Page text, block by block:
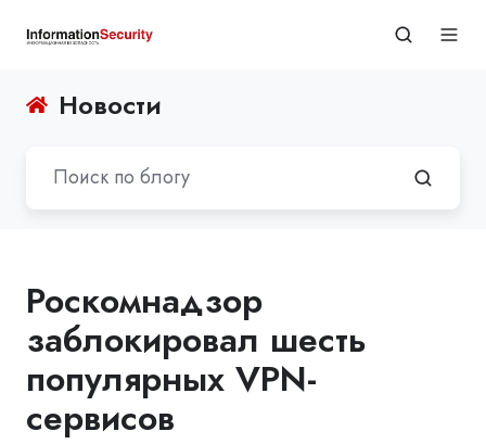
Новости
Роскомнадзор
заблокировал шесть
популярных VPN-
сервисов